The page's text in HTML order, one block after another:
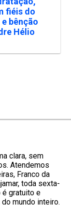
fiéis do
bênção
Hélio
clara, sem
Atendemos
Franco da
toda sexta-
é gratuito e
mundo inteiro.